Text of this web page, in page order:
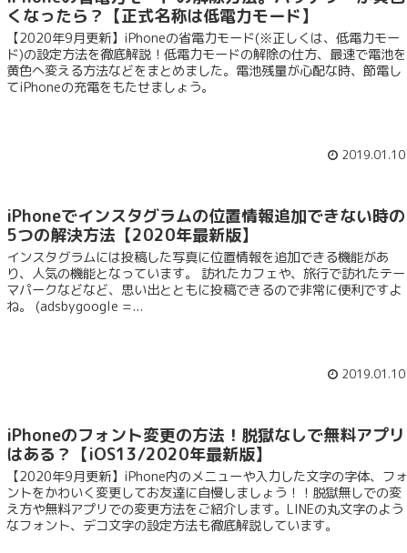
くなったら？【正式名称は低電力モード】
【2020年9月更新】iPhoneの省電力モード(※正しくは、低電力モー
ド)の設定方法を徹底解説！低電力モードの解除の仕方、最速で電池を
黄色へ変える方法などをまとめました。電池残量が心配な時、節電し
てiPhoneの充電をもたせましょう。
2019.01.10
iPhoneでインスタグラムの位置情報追加できない時の
5つの解決方法【2020年最新版】
インスタグラムには投稿した写真に位置情報を追加できる機能があ
り、人気の機能となっています。 訪れたカフェや、旅行で訪れたテー
マパークなどなど、思い出とともに投稿できるので非常に便利ですよ
ね。 (adsbygoogle =...
2019.01.10
iPhoneのフォント変更の方法！脱獄なしで無料アプリ
はある？【iOS13/2020年最新版】
【2020年9月更新】iPhone内のメニューや入力した文字の字体、フォ
ントをかわいく変更してお友達に自慢しましょう！！脱獄無しでの変
え方や無料アプリでの変更方法をご紹介します。LINEの丸文字のよう
なフォント、デコ文字の設定方法も徹底解説しています。